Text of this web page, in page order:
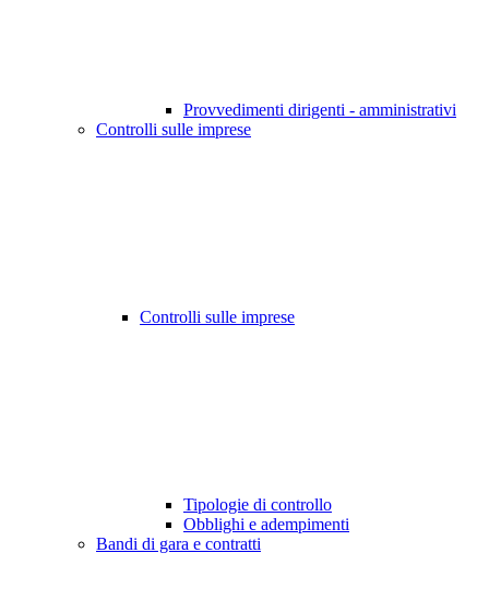
Provvedimenti dirigenti - amministrativi
Controlli sulle imprese
Controlli sulle imprese
Tipologie di controllo
Obblighi e adempimenti
Bandi di gara e contratti